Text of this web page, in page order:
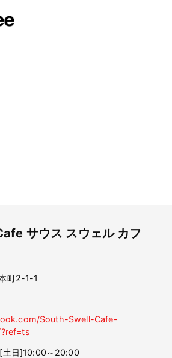
サウス スウェル カフ
町2-1-1
South-Swell-Cafe-
日]10:00～20:00